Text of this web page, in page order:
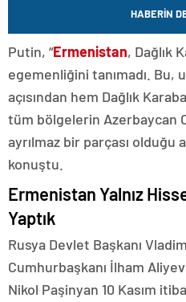
HABERİN
Putin, “Ermenistan, Dağlık
egemenliğini tanımadı. Bu,
açısından hem Dağlık
tüm bölgelerin Azerbaycan
ayrılmaz bir parçası olduğu
konuştu.
Ermenistan Yalnız
Yaptık
Rusya Devlet Başkanı
Cumhurbaşkanı İlham
Nikol Paşinyan 10 Kasım